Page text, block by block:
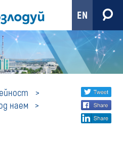
EN
наем
ПродажбиShare
social